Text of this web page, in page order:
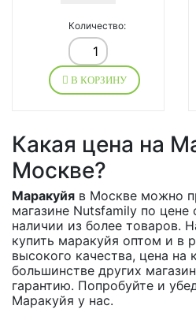
Количество:
В КОРЗИНУ
Какая цена на
Москве?
Маракуйя в Москве можно
магазине Nutsfamily по
наличии из более товаров.
купить маракуйя оптом и в
высокого качества, цена
большинстве других
гарантию. Попробуйте и
Маракуйя у нас.